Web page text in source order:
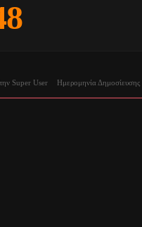
Super User Ημερομηνία Δημοσίευσης